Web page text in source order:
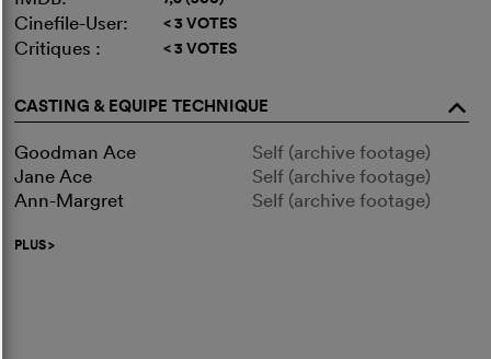
Cinefile-User: < 3 VOTES
Critiques : < 3 VOTES
CASTING & EQUIPE TECHNIQUE o
Goodman Ace
Self (archive footage)
Jane Ace
Self (archive footage)
Ann-Margret
Self (archive footage)
PLUS>